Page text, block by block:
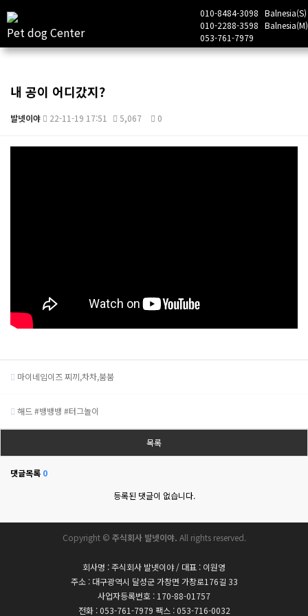
Pet dog Center
010-8484-3098 Balnesia(S)
010-2288-3598 Balnesia(M)
053-761-7979
내 공이 어디갔지?
발넷이야 22-11-19 17:51 5,067 0
마이네임이즈 찌끼,차차,붐붐
해드 #뱅뱅뱅 #터그놀이
목록
댓글목록 0
등록된 댓글이 없습니다.
Copyright © 주식회사 발넷이야. All rights reserved.
회사명 : 주식회사 발넷이야 / 대표 : 이원영
주소 : 대구광역시 달성군 가창면 가창로176길 33
사업자등록번호 : 170-88-01757
전화 : 053-761-7979 팩스 : 053-716-0032